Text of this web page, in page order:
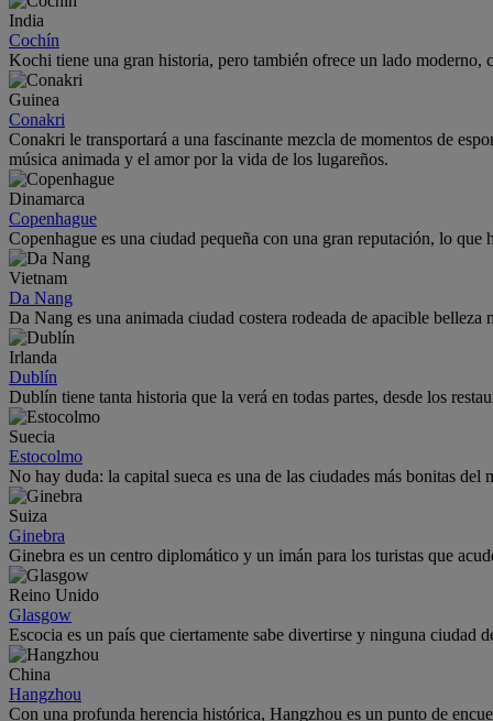
India
Cochín
Kochi tiene una gran historia, pero también ofrece un lado
Guinea
Conakri
Conakri le transportará a una fascinante mezcla de momentos de
música animada y el amor por la vida de los lugareños.
Dinamarca
Copenhague
Copenhague es una ciudad pequeña con una gran reputación, lo
Vietnam
Da Nang
Da Nang es una animada ciudad costera rodeada de apacible
Irlanda
Dublín
Dublín tiene tanta historia que la verá en todas partes, desde los
Suecia
Estocolmo
No hay duda: la capital sueca es una de las ciudades más bonitas del
Suiza
Ginebra
Ginebra es un centro diplomático y un imán para los turistas que
Reino Unido
Glasgow
Escocia es un país que ciertamente sabe divertirse y ninguna ciudad
China
Hangzhou
Con una profunda herencia histórica, Hangzhou es un punto de